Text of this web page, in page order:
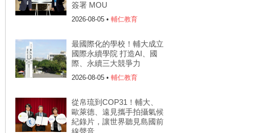
簽署 MOU
2026-08-05 • 輔仁教育
最國際化的學校！輔大成立
國際永續學院 打造AI、國
際、永續三大競爭力
2026-08-05 • 輔仁教育
從帛琉到COP31！輔大、
歐萊德、遠見攜手拍攝氣候
紀錄片，讓世界聽見島國前
線聲音